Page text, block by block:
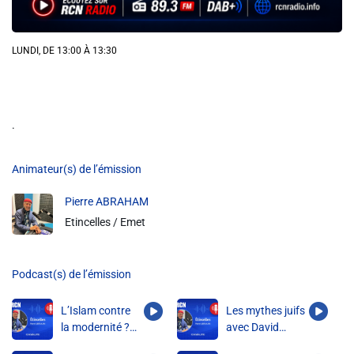
Info routes
Alerte Méduses 06
MEDIAS
Photos
Vidéos / Clips
Ecrire à RCN
LUNDI, DE 13:00 À 13:30
.
Animateur(s) de l’émission
Pierre ABRAHAM
Etincelles / Emet
Podcast(s) de l’émission
L’Islam contre
la modernité ?
Les mythes juifs
avec David